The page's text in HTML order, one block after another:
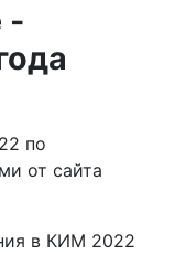
-
по
от сайта
в КИМ 2022